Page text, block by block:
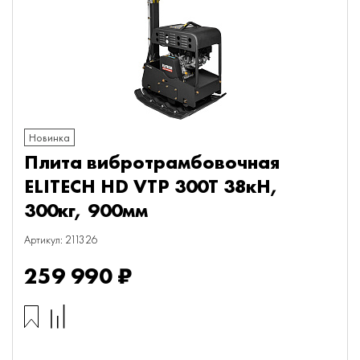
Новинка
Плита вибротрамбовочная
ELITECH HD VTP 300T 38кН,
300кг, 900мм
Артикул: 211326
259 990 ₽